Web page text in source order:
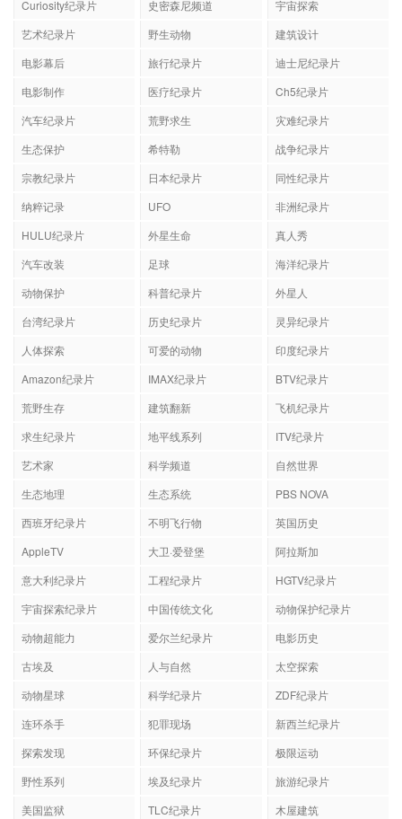
Curiosity纪录片 史密森尼频道
宇宙探索
艺术纪录片
野生动物
建筑设计
电影幕后
旅行纪录片
迪士尼纪录片
电影制作
医疗纪录片
Ch5纪录片
汽车纪录片
荒野求生
灾难纪录片
生态保护
希特勒
战争纪录片
宗教纪录片
日本纪录片
同性纪录片
纳粹记录
UFO
非洲纪录片
HULU纪录片
外星生命
真人秀
汽车改装
足球
海洋纪录片
动物保护
科普纪录片
外星人
台湾纪录片
历史纪录片
灵异纪录片
人体探索
可爱的动物
印度纪录片
Amazon纪录片
IMAX纪录片
BTV纪录片
荒野生存
建筑翻新
飞机纪录片
求生纪录片
地平线系列
ITV纪录片
艺术家
科学频道
自然世界
生态地理
生态系统
PBS NOVA
西班牙纪录片
不明飞行物
英国历史
AppleTV
大卫·爱登堡
阿拉斯加
意大利纪录片
工程纪录片
HGTV纪录片
宇宙探索纪录片
中国传统文化
动物保护纪录片
动物超能力
爱尔兰纪录片
电影历史
古埃及
人与自然
太空探索
动物星球
科学纪录片
ZDF纪录片
连环杀手
犯罪现场
新西兰纪录片
探索发现
环保纪录片
极限运动
野性系列
埃及纪录片
旅游纪录片
美国监狱
TLC纪录片
木屋建筑